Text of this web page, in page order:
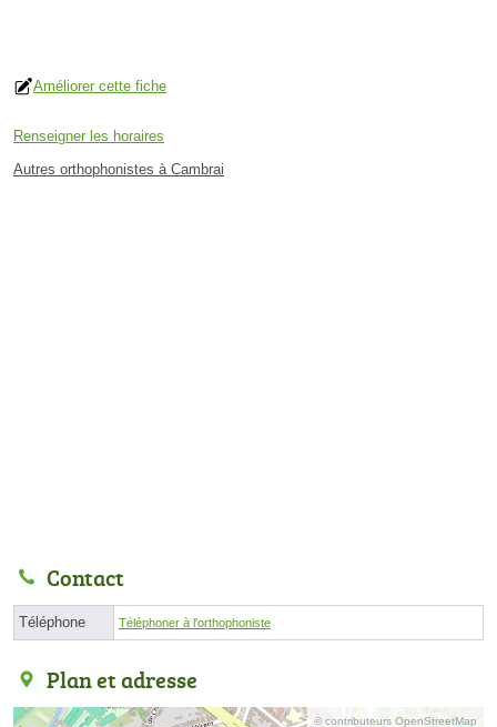
Améliorer cette fiche
Renseigner les horaires
Autres orthophonistes à Cambrai
Contact
Téléphone Téléphoner à l'orthophoniste
Plan et adresse
© contributeurs OpenStreetMap